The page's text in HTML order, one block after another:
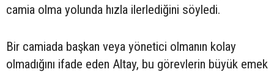
camia olma yolunda hızla ilerlediğini söyledi.
Bir camiada başkan veya yönetici olmanın kolay
olmadığını ifade eden Altay, bu görevlerin büyük emek